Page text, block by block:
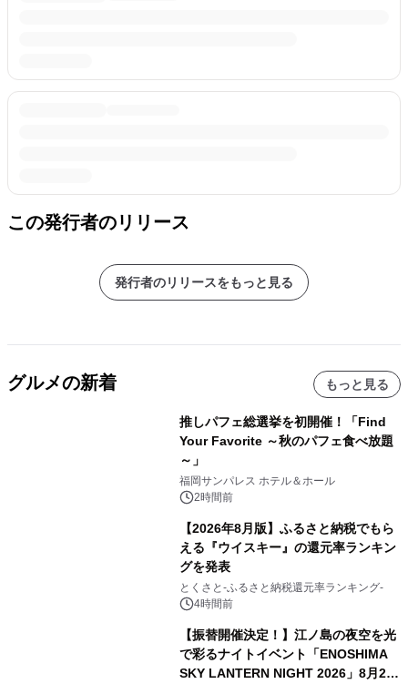
この発行者のリリース
発行者のリリースをもっと見る
グルメの新着 もっと見る
推しパフェ総選挙を初開催！「Find
Your Favorite ～秋のパフェ食べ放題
～」
福岡サンパレス ホテル＆ホール
2時間前
【2026年8月版】ふるさと納税でもら
える『ウイスキー』の還元率ランキン
グを発表
とくさと-ふるさと納税還元率ランキング-
4時間前
【振替開催決定！】江ノ島の夜空を光
で彩るナイトイベント「ENOSHIMA
SKY LANTERN NIGHT 2026」8月22